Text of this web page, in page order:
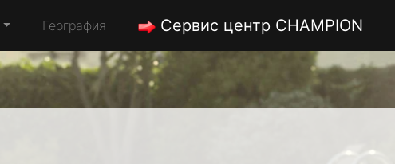
География Сервис центр CHAMPION